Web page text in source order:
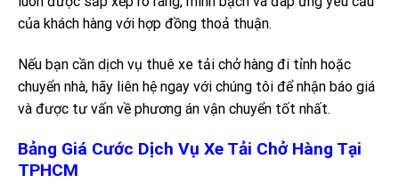
của khách hàng với hợp đồng thoả thuận.
Nếu bạn cần dịch vụ thuê xe tải chở hàng đi tỉnh hoặc
chuyển nhà, hãy liên hệ ngay với chúng tôi để nhận báo giá
và được tư vấn về phương án vận chuyển tốt nhất.
Bảng Giá Cước Dịch Vụ Xe Tải Chở Hàng Tại
TPHCM